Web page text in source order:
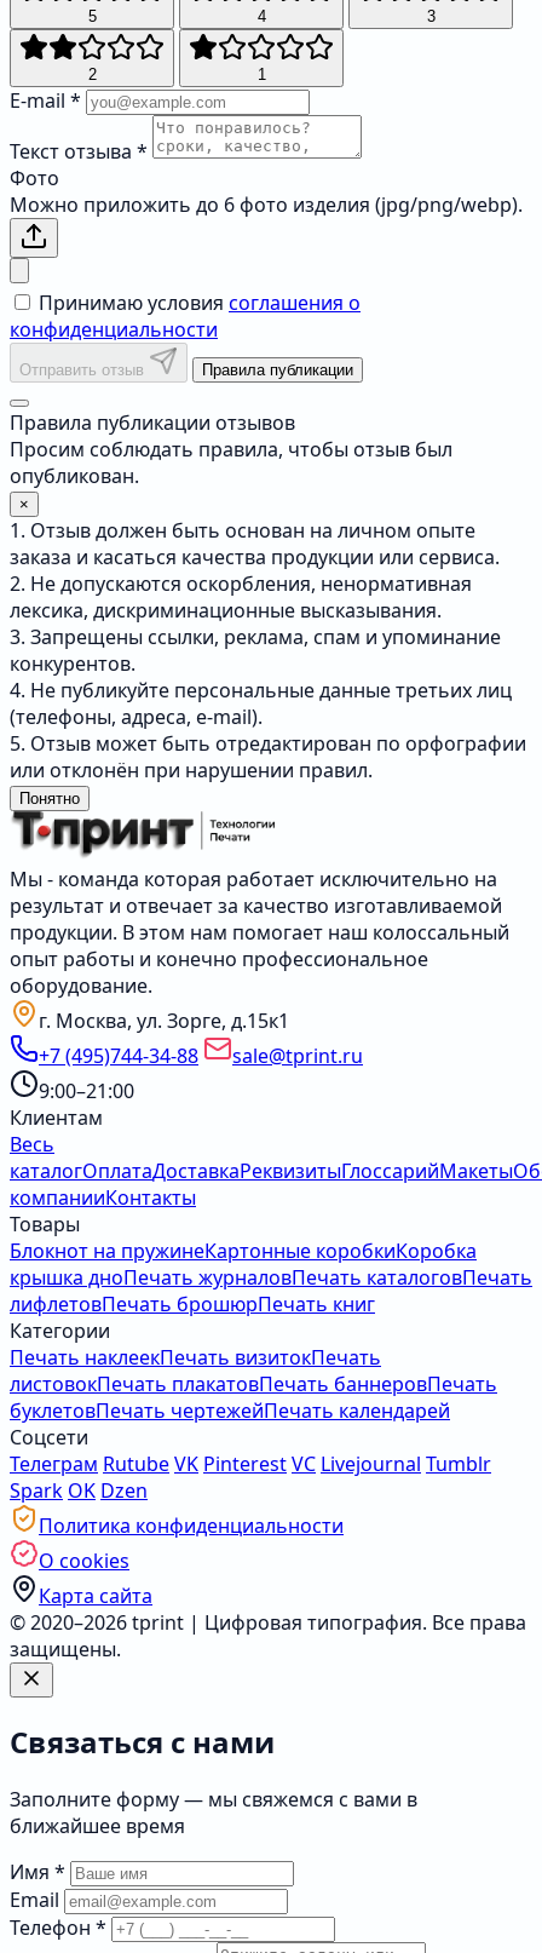
5 4 3
2 1
E-mail *
Текст отзыва *
Фото
Можно приложить до 6 фото изделия (jpg/png/webp).
Принимаю условия соглашения о
конфиденциальности
Отправить отзыв Правила публикации
Правила публикации отзывов
Просим соблюдать правила, чтобы отзыв был
опубликован.
×
1. Отзыв должен быть основан на личном опыте
заказа и касаться качества продукции или сервиса.
2. Не допускаются оскорбления, ненормативная
лексика, дискриминационные высказывания.
3. Запрещены ссылки, реклама, спам и упоминание
конкурентов.
4. Не публикуйте персональные данные третьих лиц
(телефоны, адреса, e-mail).
5. Отзыв может быть отредактирован по орфографии
или отклонён при нарушении правил.
Понятно
Мы - команда которая работает исключительно на
результат и отвечает за качество изготавливаемой
продукции. В этом нам помогает наш колоссальный
опыт работы и конечно профессиональное
оборудование.
г. Москва, ул. Зорге, д.15к1
+7 (495)744-34-88
sale@tprint.ru
9:00–21:00
Клиентам
Весь
каталогОплатаДоставкаРеквизитыГлоссарийМакеты
компанииКонтакты
Товары
Блокнот на пружинеКартонные коробкиКоробка
крышка дноПечать журналовПечать каталоговПечать
лифлетовПечать брошюрПечать книг
Категории
Печать наклеекПечать визитокПечать
листовокПечать плакатовПечать баннеровПечать
буклетовПечать чертежейПечать календарей
Соцсети
Телеграм RutubeVK PinterestVC Livejournal Tumblr
Spark OK Dzen
Политика конфиденциальности
О cookies
Карта сайта
© 2020–2026 tprint | Цифровая типография. Все права
защищены.
Связаться с нами
Заполните форму — мы свяжемся с вами в
ближайшее время
Имя *
Email
Телефон *